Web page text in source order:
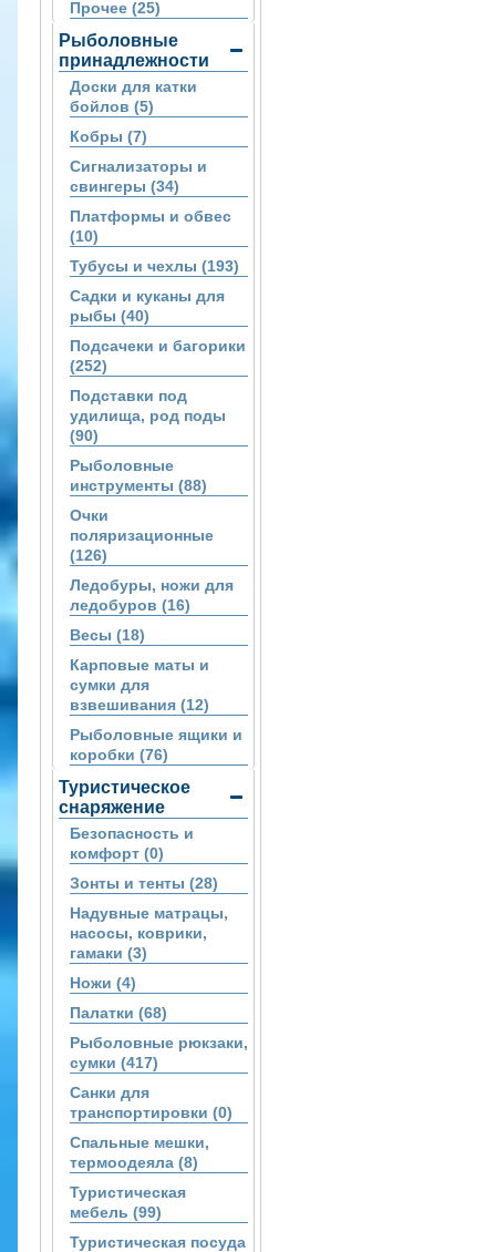
Прочее (25)
Рыболовные
принадлежности
Доски для катки
бойлов (5)
Кобры (7)
Сигнализаторы и
свингеры (34)
Платформы и обвес
(10)
Тубусы и чехлы (193)
Садки и куканы для
рыбы (40)
Подсачеки и багорики
(252)
Подставки под
удилища, род поды
(90)
Рыболовные
инструменты (88)
Очки
поляризационные
(126)
Ледобуры, ножи для
ледобуров (16)
Весы (18)
Карповые маты и
сумки для
взвешивания (12)
Рыболовные ящики и
коробки (76)
Туристическое
снаряжение
Безопасность и
комфорт (0)
Зонты и тенты (28)
Надувные матрацы,
насосы, коврики,
гамаки (3)
Ножи (4)
Палатки (68)
Рыболовные рюкзаки,
сумки (417)
Санки для
транспортировки (0)
Спальные мешки,
термоодеяла (8)
Туристическая
мебель (99)
Туристическая посуда